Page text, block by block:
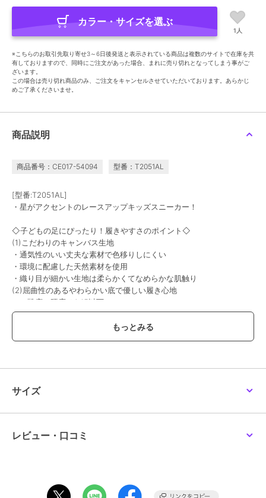
カラー・サイズを選ぶ
1人
※こちらのお取引先取り寄せ3～6日後発送と表示されている商品は複数のサイトで在庫を共
有しておりますので、同時にご注文があった場合、まれに売り切れとなってしまう事がご
ざいます。
この場合は売り切れ商品のみ、ご注文をキャンセルさせていただいております。あらかじ
めご了承くださいませ。
商品説明
商品番号：CE017-54094 型番：T2051AL
[型番:T2051AL]
・星がアクセントのレースアップキッズスニーカー！
◇子どもの足にぴったり！履きやすさのポイント◇
(1)こだわりのキャンバス生地
・通気性のいい丈夫な素材で色移りしにくい
・環境に配慮した天然素材を使用
・織り目が細かい生地は柔らかくてなめらかな肌触り
(2)屈曲性のあるやわらかい底で優しい履き心地
（靴底の硬度はA45以下）
(3)かかとをしっかりホールド
(4)ゴム紐とU型マジックテープで足に合わせて自由に調整
(5)衝撃からつま先を保護
※ 生産時期によって色味や仕様が異なる場合がございます。
※ 画像はサンプルを使用している為、実際にお届けする商品と仕様
がございます。
ブランド トップスター
サイズ
レビュー・口コミ